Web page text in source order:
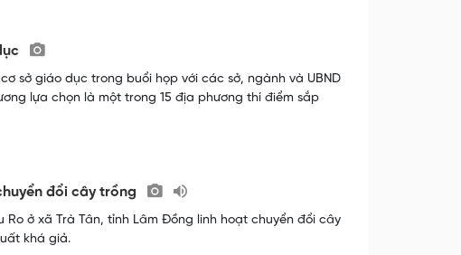
sở giáo dục trong buổi họp với các sở, ngành và UBND
lựa chọn là một trong 15 địa phương thí điểm sắp
đổi cây trồng
Ro ở xã Trà Tân, tỉnh Lâm Đồng linh hoạt chuyển đổi cây
khá giả.